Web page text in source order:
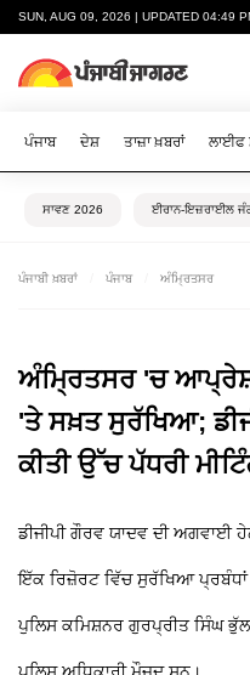
SUN, AUG 09, 2026 | UPDATED 04:49
ਪੰਜਾਬ ਦੇਸ਼ ਤਾਜ਼ਾ ਖ਼ਬਰਾਂ ਲਾਈਫ
ਸਾਵਣ 2026 ਈਰਾਨ-ਇਜ਼ਰਾਈਲ
ਪੰਜਾਬੀ ਖ਼ਬਰਾਂ ਪੰਜਾਬ ਅੰਮ੍ਰਿਤਸਰ
ਅੰਮ੍ਰਿਤਸਰ 'ਚ
'ਤੇ ਸਖ਼ਤ ਸੁਰੱਖਿਆ;
ਕੀਤੀ ਉੱਚ ਪੱਧਰੀ
ਡੀਜੀਪੀ ਗੌਰਵ ਯਾਦਵ ਦੀ ਅਗਵਾਈ
ਇੱਕ ਰਿਜ਼ੋਰਟ ਵਿੱਚ ਸੁਰੱਖਿਆ
ਪੁਲਿਸ ਕਮਿਸ਼ਨਰ ਗੁਰਪ੍ਰੀਤ ਸਿੰਘ